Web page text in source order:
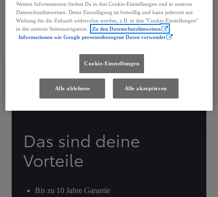
Türen
5
Leistung
165 kW (224 PS)
€ 45.390
Händler kontaktieren
Speichern
Das sind deine
Vorteile
Bis zu 10 Jahre Garantie
Weitere Informationen findest Du in den Cookie-Einstellungen und in unseren
Datenschutzhinweisen. Deine Einwilligung ist freiwillig und kann jederzeit mit
Wirkung für die Zukunft widerrufen werden, z.B. in den "Cookie-Einstellungen"
in der unteren Seitennavigation.
Zu den Datenschutzhinweisen
Informationen wie Google personenbezogene Daten verwendet
Cookie-Einstellungen
Alle ablehnen Alle akzeptieren